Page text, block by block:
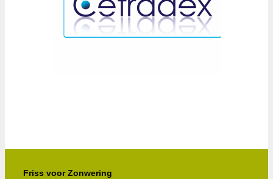
Friss voor Zonwering